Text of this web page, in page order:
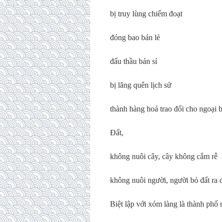
bị truy lùng chiếm đoạt
đóng bao bán lẻ
đấu thầu bán sỉ
bị lãng quên lịch sử
thành hàng hoá trao đổi cho ngoại
Đất,
không nuôi cây, cây không cắm rễ
không nuôi người, người bỏ đất ra
Biệt lập với xóm làng là thành phố